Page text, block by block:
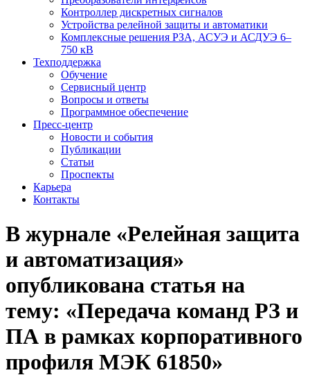
Контроллер дискретных сигналов
Устройства релейной защиты и автоматики
Комплексные решения РЗА, АСУЭ и АСДУЭ 6–
750 кВ
Техподдержка
Обучение
Сервисный центр
Вопросы и ответы
Программное обеспечение
Пресс-центр
Новости и события
Публикации
Статьи
Проспекты
Карьера
Контакты
В журнале «Релейная защита
и автоматизация»
опубликована статья на
тему: «Передача команд РЗ и
ПА в рамках корпоративного
профиля МЭК 61850»